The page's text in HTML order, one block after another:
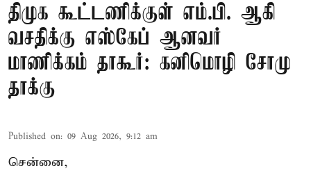
திமுக கூட்டணிக்குள் எம்.பி. ஆகி
வசதிக்கு எஸ்கேப் ஆனவர்
மாணிக்கம் தாகூர்: கனிமொழி சோமு
தாக்கு
Published on: 09 Aug 2026, 9:12 am
சென்னை,